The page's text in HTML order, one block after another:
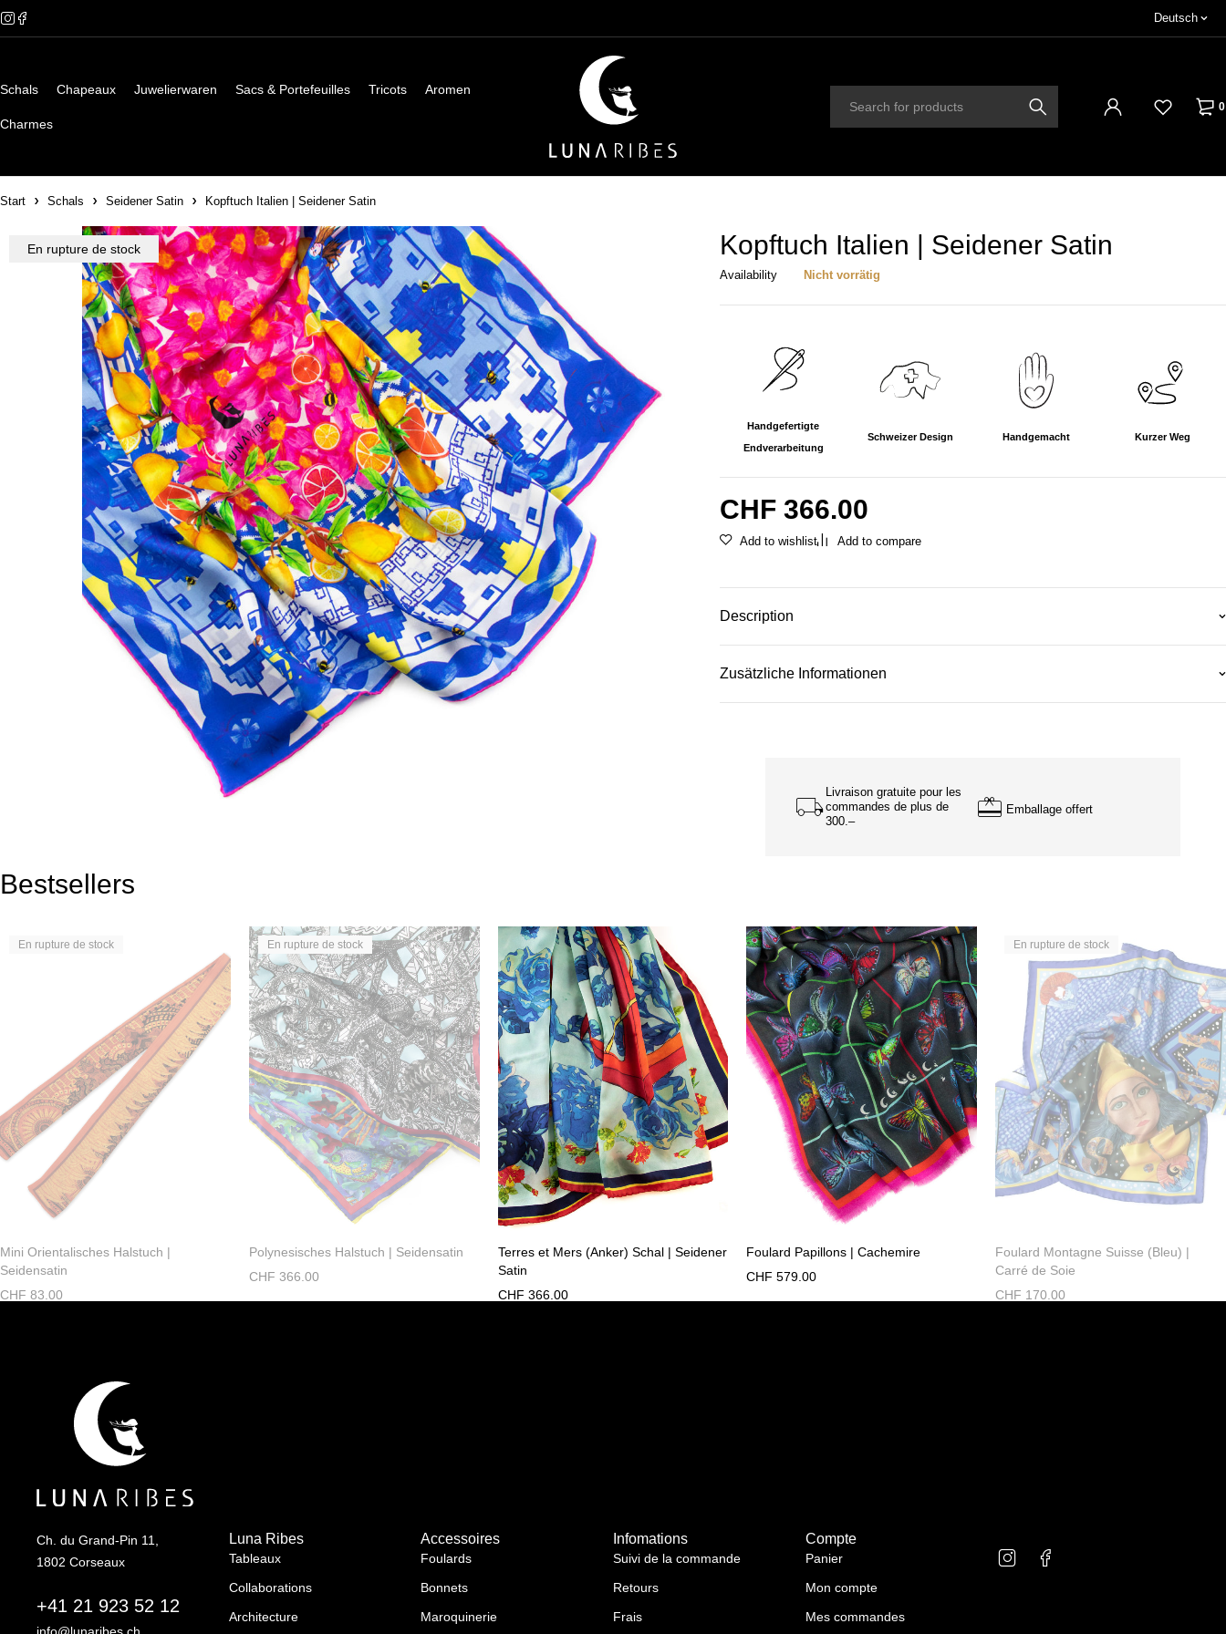
Deutsch
Schals Chapeaux Juwelierwaren Sacs & Portefeuilles Tricots Aromen
Charmes
0
Start Schals Seidener Satin Kopftuch Italien | Seidener Satin
En rupture de stock Kopftuch Italien | Seidener Satin
Availability Nicht vorrätig
Handgefertigte
Endverarbeitung
Schweizer Design Handgemacht Kurzer Weg
CHF 366.00
Description
Zusätzliche Informationen
Livraison gratuite pour les
commandes de plus de
300.–
Emballage offert
Bestsellers
En rupture de stock
Mini Orientalisches Halstuch |
Seidensatin
CHF 83.00
En rupture de stock
Polynesisches Halstuch | Seidensatin
CHF 366.00
Terres et Mers (Anker) Schal | Seidener
Satin
CHF 366.00
Foulard Papillons | Cachemire
CHF 579.00
En rupture de stock
Foulard Montagne Suisse (Bleu) |
Carré de Soie
CHF 170.00
Ch. du Grand-Pin 11,
1802 Corseaux
+41 21 923 52 12
Luna Ribes
Tableaux
Collaborations
Architecture
Accessoires
Foulards
Bonnets
Maroquinerie
Infomations
Suivi de la commande
Retours
Frais
Compte
Panier
Mon compte
Mes commandes